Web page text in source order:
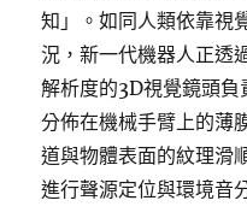
知」。如同人類依靠視
況，新一代機器人正透
解析度的3D視覺鏡頭負
分佈在機械手臂上的薄
道與物體表面的紋理滑
進行聲源定位與環境音